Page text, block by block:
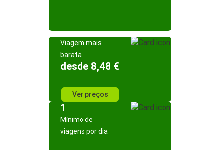
Viagem mais
barata
desde 8,48 €
Ver preços
1
Mínimo de
viagens por dia